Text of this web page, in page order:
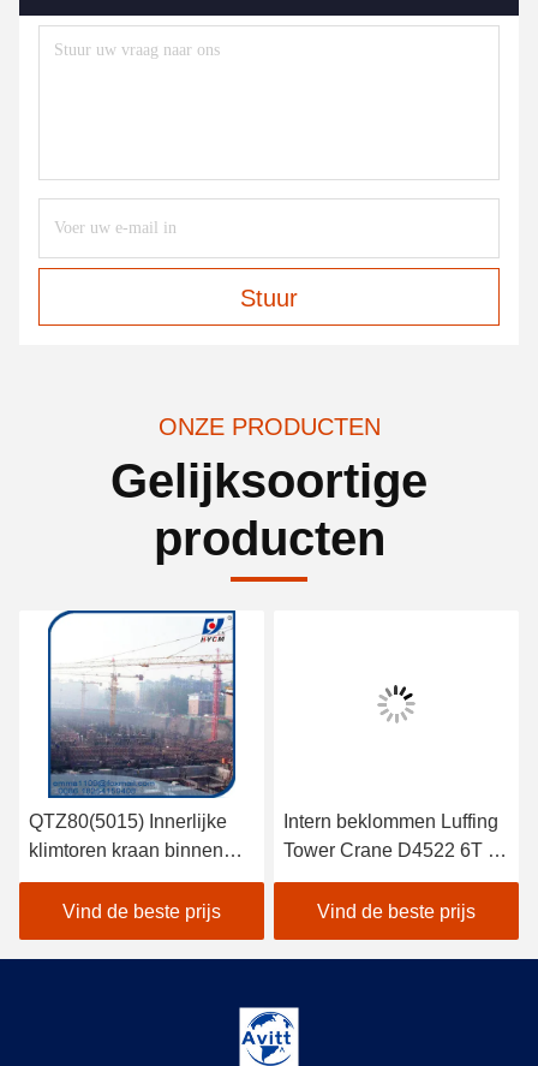
Stuur
ONZE PRODUCTEN
Gelijksoortige
producten
QTZ80(5015) Innerlijke
klimtoren kraan binnen
gebouw in de Filipijnen
Vind de beste prijs
Intern beklommen Luffing
Tower Crane D4522 6T of
8T Laadcapaciteit 45m Jib
Vind de beste prijs